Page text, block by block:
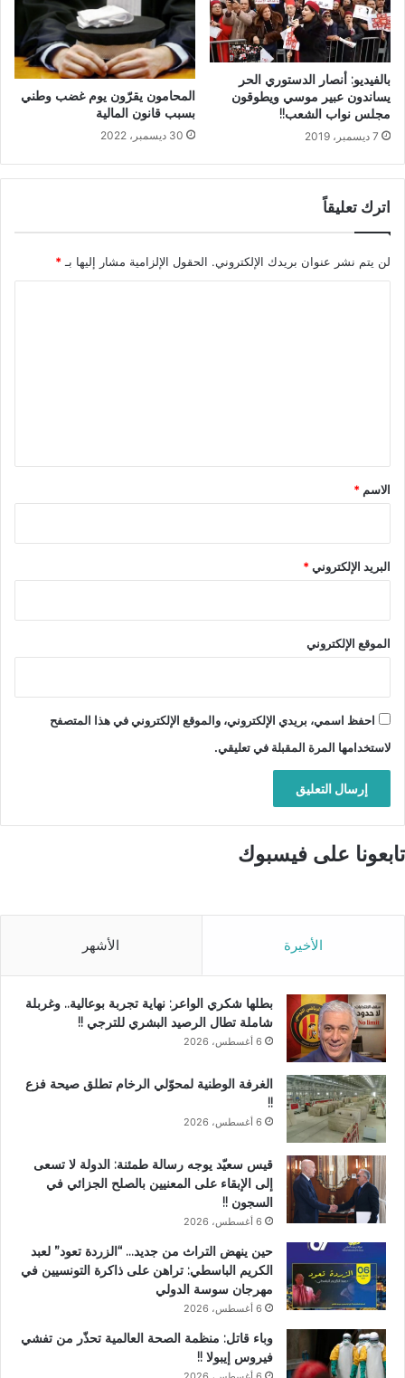
بالفيديو: أنصار الدستوري الحر
يساندون عبير موسي ويطوقون
مجلس نواب الشعب!!
7 ديسمبر، 2019
المحامون يقرّون يوم غضب وطني
بسبب قانون المالية
30 ديسمبر، 2022
اترك تعليقاً
لن يتم نشر عنوان بريدك الإلكتروني. الحقول الإلزامية مشار إليها بـ *
*
الاسم *
البريد الإلكتروني*
الموقع الإلكتروني
احفظ اسمي، بريدي الإلكتروني، والموقع الإلكتروني في هذا المتصفح
لاستخدامها المرة المقبلة في تعليقي.
تابعونا على فيسبوك
الأخيرة الأشهر
بطلها شكري الواعر: نهاية تجربة بوعالية.. وغربلة
شاملة تطال الرصيد البشري للترجي !!
6 أغسطس، 2026
الغرفة الوطنية لمحوّلي الرخام تطلق صيحة فزع
!!
6 أغسطس، 2026
قيس سعيّد يوجه رسالة طمئنة: الدولة لا تسعى
إلى الإبقاء على المعنيين بالصلح الجزائي في
السجون !!
6 أغسطس، 2026
حين ينهض التراث من جديد… “الزردة تعود” لعبد
الكريم الباسطي: تراهن على ذاكرة التونسيين في
مهرجان سوسة الدولي
6 أغسطس، 2026
وباء قاتل: منظمة الصحة العالمية تحذّر من تفشي
فيروس إيبولا !!